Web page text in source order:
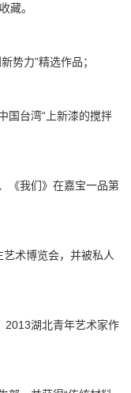
藏。
势力”精选作品；
国台湾“上新漆的搅拌
《我们》在嘉宝一品第
术博览会，并被私人
2013湖北青年艺术家作